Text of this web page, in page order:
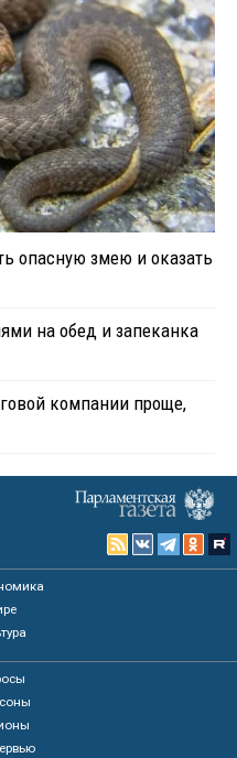
опасную змею и оказать
на обед и запеканка
компании проще,